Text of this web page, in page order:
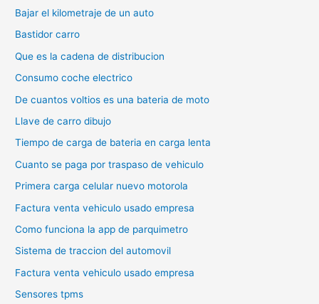
Bajar el kilometraje de un auto
Bastidor carro
Que es la cadena de distribucion
Consumo coche electrico
De cuantos voltios es una bateria de moto
Llave de carro dibujo
Tiempo de carga de bateria en carga lenta
Cuanto se paga por traspaso de vehiculo
Primera carga celular nuevo motorola
Factura venta vehiculo usado empresa
Como funciona la app de parquimetro
Sistema de traccion del automovil
Factura venta vehiculo usado empresa
Sensores tpms